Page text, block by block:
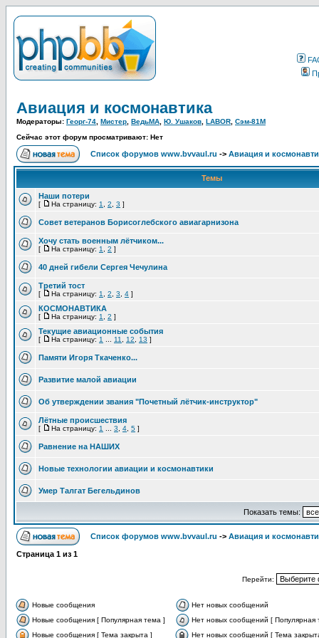
Авиация и космонавтика
Модераторы: Георг-74 Мистер ВедьМА Ю. Ушаков LABOR Сэм-81М
Сейчас этот форум просматривают: Нет
Список форумов www.bvvaul.ru -> Авиация и
Темы
Наши потери
[ На страницу: 1 2 3 ]
Совет ветеранов Борисоглебского авиагарнизона
Хочу стать военным лётчиком...
[ На страницу: 1 2 ]
40 дней гибели Сергея Чечулина
Третий тост
[ На страницу: 1 2 3 4 ]
КОСМОНАВТИКА
[ На страницу: 1 2 ]
Текущие авиационные события
[ На страницу: 1 11 12 13 ]
Памяти Игоря Ткаченко...
Развитие малой авиации
Об утверждении звания "Почетный лётчик-инструктор"
Лётные происшествия
[ На страницу: 1 3 4 5 ]
Равнение на НАШИХ
Новые технологии авиации и космонавтики
Умер Талгат Бегельдинов
Показать темы:
Список форумов www.bvvaul.ru -> Авиация и
Страница 1 из 1
Перейти:
Новые сообщения
Нет новых сообщений
Новые сообщения [ Популярная тема ]
Нет новых сообщений [ Популярная
Новые сообщения [ Тема закрыта ]
Нет новых сообщений [ Тема